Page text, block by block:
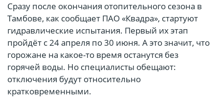
Сразу после окончания отопительного сезона в
Тамбове, как сообщает ПАО «Квадра», стартуют
гидравлические испытания. Первый их этап
пройдёт с 24 апреля по 30 июня. А это значит, что
горожане на какое-то время останутся без
горячей воды. Но специалисты обещают:
отключения будут относительно
кратковременными.